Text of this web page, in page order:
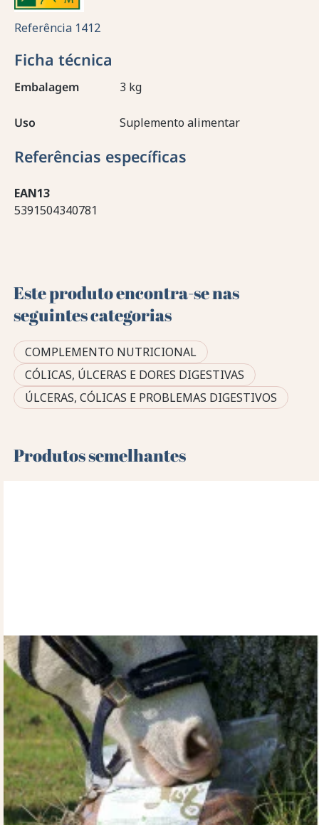
Referência 1412
Ficha técnica
Embalagem 3 kg
Uso Suplemento alimentar
Referências específicas
EAN13
5391504340781
Este produto encontra-se nas
seguintes categorias
COMPLEMENTO NUTRICIONAL
CÓLICAS, ÚLCERAS E DORES DIGESTIVAS
ÚLCERAS, CÓLICAS E PROBLEMAS DIGESTIVOS
Produtos semelhantes